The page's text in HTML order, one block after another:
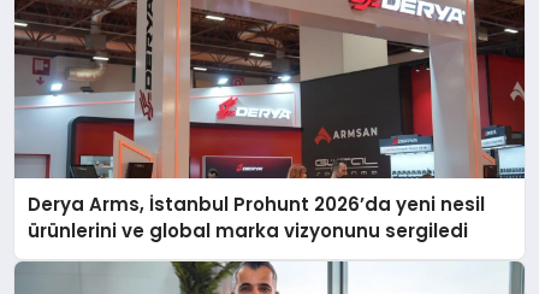
Derya Arms, İstanbul Prohunt 2026’da yeni nesil
ürünlerini ve global marka vizyonunu sergiledi